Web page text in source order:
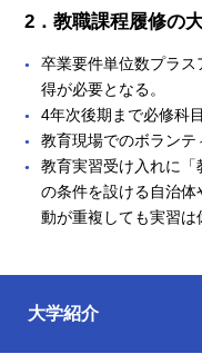
2．教職課程履修の
卒業要件単位数プラ
得が必要となる。
4年次後期まで必修科
教育現場でのボランテ
教育実習受け入れに「
の条件を設ける自治
動が重複しても実習は
大学紹介